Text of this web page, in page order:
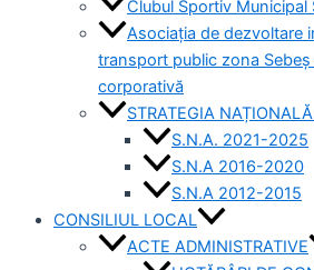
Clubul Sportiv Municipal
Asociația de dezvoltare
transport public zona Sebeș
corporativă
STRATEGIA
S.N.A. 2021-2025
S.N.A 2016-2020
S.N.A 2012-2015
CONSILIUL LOCAL
ACTE ADMINISTRATIVE